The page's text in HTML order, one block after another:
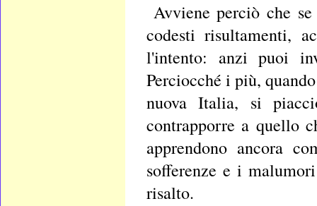
Avviene perciò che
codesti risultamenti,
l'intento: anzi puoi
Perciocché i più,
nuova Italia, si
contrapporre a quello
apprendono ancora
sofferenze e i
risalto.